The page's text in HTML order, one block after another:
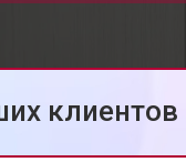
резинок,
от 2590 ₽
от 1900 ₽
клиентов